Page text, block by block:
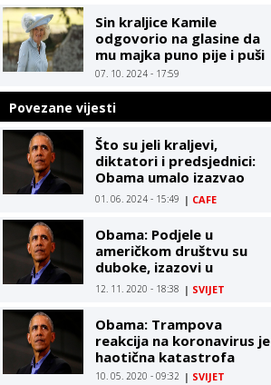
Sin kraljice Kamile
odgovorio na glasine da
mu majka puno pije i puši
07. 10. 2024 - 17:59
Povezane vijesti
Što su jeli kraljevi,
diktatori i predsjednici:
Obama umalo izazvao
diplomatski skandal zbog
01. 06. 2024 - 15:49 | CAFE
Obama: Podjele u
američkom društvu su
duboke, izazovi u
prevazilaženju krize su
12. 11. 2020 - 18:38 | SVIJET
Obama: Trampova
reakcija na koronavirus je
haotična katastrofa
10. 05. 2020 - 09:32 | SVIJET